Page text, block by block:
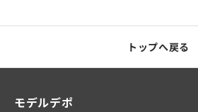
トップへ戻る
モデルデポ